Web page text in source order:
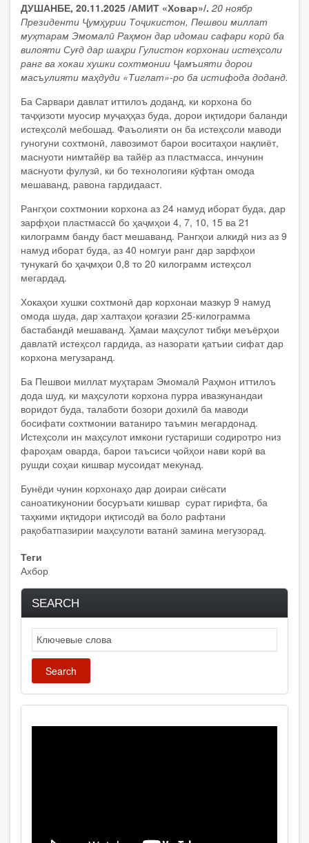
ДУШАНБЕ, 20.11.2025 /АМИТ «Ховар»/. 20 ноябр
Президенти Ҷумҳурии Тоҷикистон, Пешвои миллат
муҳтарам Эмомалӣ Раҳмон дар идомаи сафари корӣ ба
вилояти Суғд дар шаҳри Гулистон корхонаи истеҳсоли
ранг ва хокаи хушки сохтмонии Ҷамъияти дорои
масъулияти маҳдуди «Тиглат»-ро ба истифода доданд.
Ба Сарвари давлат иттилоъ доданд, ки корхона бо
таҷҳизоти муосир муҷаҳҳаз буда, дорои иқтидори баланди
истеҳсолӣ мебошад. Фаъолияти он ба истеҳсоли маводи
гуногуни сохтмонӣ, лавозимот барои воситаҳои нақлиёт,
маснуоти нимтайёр ва тайёр аз пластмасса, инчунин
маснуоти фулузӣ, ки бо технологияи кӯфтан омода
мешаванд, равона гардидааст.
Рангҳои сохтмонии корхона аз 24 намуд иборат буда, дар
зарфҳои пластмассӣ бо ҳаҷмҳои 4, 7, 10, 15 ва 21
килограмм банду баст мешаванд. Рангҳои алкидӣ низ аз 9
намуд иборат буда, аз 40 номгуи ранг дар зарфҳои
тунукагӣ бо ҳаҷмҳои 0,8 то 20 килограмм истеҳсол
мегардад.
Хокаҳои хушки сохтмонӣ дар корхонаи мазкур 9 намуд
омода шуда, дар халтаҳои қоғазии 25-килограмма
бастабандӣ мешаванд. Ҳамаи маҳсулот тибқи меъёрҳои
давлатӣ истеҳсол гардида, аз назорати қатъии сифат дар
корхона мегузаранд.
Ба Пешвои миллат муҳтарам Эмомалӣ Раҳмон иттилоъ
дода шуд, ки маҳсулоти корхона пурра ивазкунандаи
воридот буда, талаботи бозори дохилӣ ба маводи
босифати сохтмонии ватаниро таъмин мегардонад.
Истеҳсоли ин маҳсулот имкони густариши содиротро низ
фароҳам оварда, барои таъсиси ҷойҳои нави корӣ ва
рушди соҳаи кишвар мусоидат мекунад.
Бунёди чунин корхонаҳо дар доираи сиёсати
саноатикунонии босуръати кишвар сурат гирифта, ба
таҳкими иқтидори иқтисодӣ ва боло рафтани
рақобатпазирии маҳсулоти ватанӣ замина мегузорад.
Теги
Ахбор
SEARCH
Search